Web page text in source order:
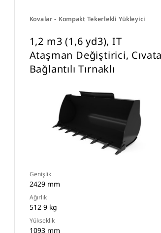
Kovalar - Kompakt Tekerlekli Yükleyici
1,2 m3 (1,6 yd3), IT
Ataşman Değiştirici, Cıvata
Bağlantılı Tırnaklı
Genişlik
2429 mm
Ağırlık
512 9 kg
Yükseklik
1093 mm